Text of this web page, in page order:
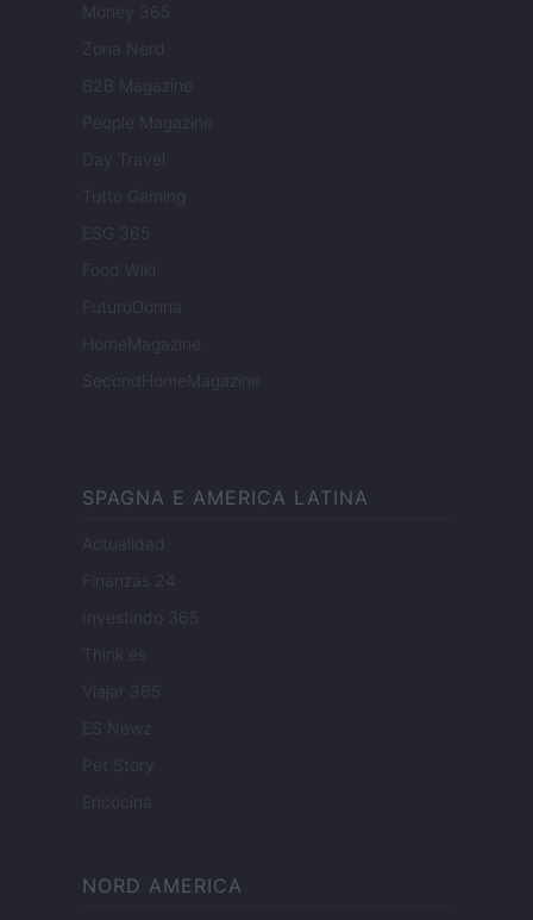
Money 365
Zona Nerd
B2B Magazine
People Magazine
Day Travel
Tutto Gaming
ESG 365
Food Wiki
FuturoDonna
HomeMagazine
SecondHomeMagazine
SPAGNA E AMERICA LATINA
Actualidad
Finanzas 24
Investindo 365
Think.es
Viajar 365
ES Newz
Pet Story
Encocina
NORD AMERICA